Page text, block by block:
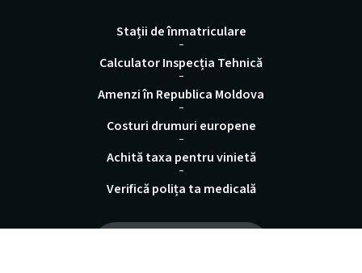
Stații de înmatriculare
Calculator Inspecția Tehnică
Amenzi în Republica Moldova
Costuri drumuri europene
Achită taxa pentru vinietă
Verifică polița ta medicală